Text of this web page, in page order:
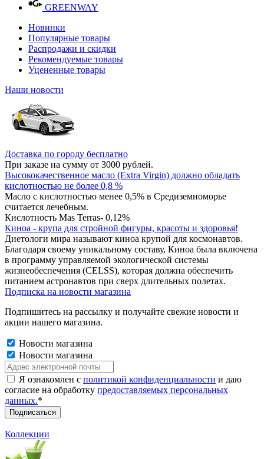
GREENWAY
Новинки
Популярные товары
Распродажи и скидки
Рекомендуемые товары
Уцененные товары
Наши новости
Доставка по городу бесплатно
При заказе на сумму от 3000 рублей.
Высококачественное масло (Extra Virgin) должно обладать
кислотностью не более 0,8 %
Масло с кислотностью менее 0,5% в Средиземноморье
считается лечебным.
Кислотность Mas Terras- 0,12%
Киноа - крупа для стройной фигуры, красоты и здоровья!
Диетологи мира называют киноа крупой для космонавтов.
Благодаря своему уникальному составу, Киноа была включена
в программу управляемой экологической системы
жизнеобеспечения (CELSS), которая должна обеспечить
питанием астронавтов при сверх длительных полетах.
Подписка на новости магазина
Подпишитесь на рассылку и получайте свежие новости и
акции нашего магазина.
Новости магазина
Новости магазина
Я ознакомлен с политикой конфиденциальности и даю
согласие на обработку предоставляемых персональных
данных.*
Коллекции